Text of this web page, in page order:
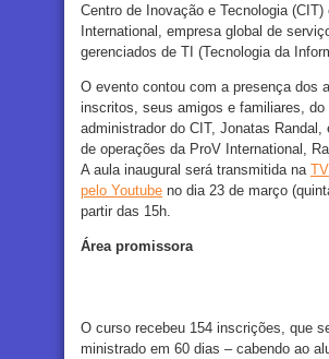
Centro de Inovação e Tecnologia (CIT)
International, empresa global de
gerenciados de TI (Tecnologia da
O evento contou com a presença dos
inscritos, seus amigos e familiares, do
administrador do CIT, Jonatas Randal,
de operações da ProV International,
A aula inaugural será transmitida na
pelo Youtube no dia 23 de março
partir das 15h.
Área promissora
O curso recebeu 154 inscrições, que
ministrado em 60 dias – cabendo ao